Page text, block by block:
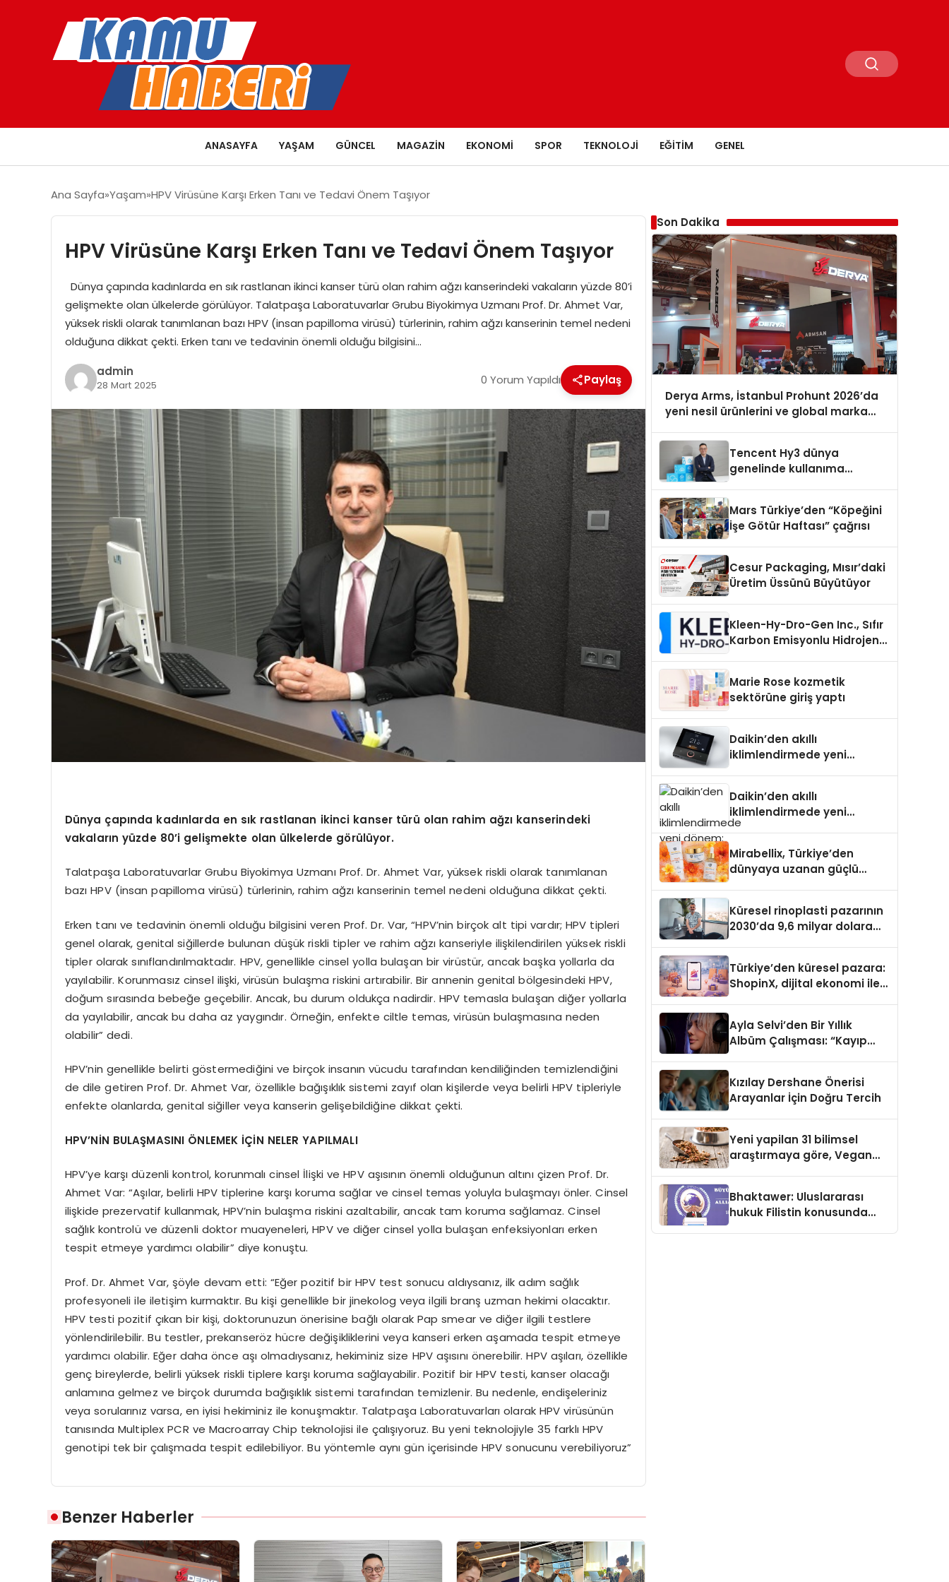
ANASAYFA YAŞAM GÜNCEL MAGAZIN EKONOMI SPOR TEKNOLOJI EĞITIM GENEL
Ana Sayfa Yaşam HPV Virüsüne Karşı Erken Tanı ve Tedavi Önem Taşıyor
HPV Virüsüne Karşı Erken Tanı ve Tedavi Önem Taşıyor
Dünya çapında kadınlarda en sık rastlanan ikinci kanser türü olan rahim ağzı kanserindeki vakaların yüzde 80’i
gelişmekte olan ülkelerde görülüyor. Talatpaşa Laboratuvarlar Grubu Biyokimya Uzmanı Prof. Dr. Ahmet Var,
yüksek riskli olarak tanımlanan bazı HPV (insan papilloma virüsü) türlerinin, rahim ağzı kanserinin temel nedeni
olduğuna dikkat çekti. Erken tanı ve tedavinin önemli olduğu bilgisini…
admin
28 Mart 2025 0 Yorum Yapıldı Paylaş
Dünya çapında kadınlarda en sık rastlanan ikinci kanser türü olan rahim ağzı kanserindeki
vakaların yüzde 80’i gelişmekte olan ülkelerde görülüyor.
Talatpaşa Laboratuvarlar Grubu Biyokimya Uzmanı Prof. Dr. Ahmet Var, yüksek riskli olarak tanımlanan
bazı HPV (insan papilloma virüsü) türlerinin, rahim ağzı kanserinin temel nedeni olduğuna dikkat çekti.
Erken tanı ve tedavinin önemli olduğu bilgisini veren Prof. Dr. Var, “HPV’nin birçok alt tipi vardır; HPV tipleri
genel olarak, genital siğillerde bulunan düşük riskli tipler ve rahim ağzı kanseriyle ilişkilendirilen yüksek riskli
tipler olarak sınıflandırılmaktadır. HPV, genellikle cinsel yolla bulaşan bir virüstür, ancak başka yollarla da
yayılabilir. Korunmasız cinsel ilişki, virüsün bulaşma riskini artırabilir. Bir annenin genital bölgesindeki HPV,
doğum sırasında bebeğe geçebilir. Ancak, bu durum oldukça nadirdir. HPV temasla bulaşan diğer yollarla
da yayılabilir, ancak bu daha az yaygındır. Örneğin, enfekte ciltle temas, virüsün bulaşmasına neden
olabilir” dedi.
HPV’nin genellikle belirti göstermediğini ve birçok insanın vücudu tarafından kendiliğinden temizlendiğini
de dile getiren Prof. Dr. Ahmet Var, özellikle bağışıklık sistemi zayıf olan kişilerde veya belirli HPV tipleriyle
enfekte olanlarda, genital siğiller veya kanserin gelişebildiğine dikkat çekti.
HPV’NİN BULAŞMASINI ÖNLEMEK İÇİN NELER YAPILMALI
HPV’ye karşı düzenli kontrol, korunmalı cinsel İlişki ve HPV aşısının önemli olduğunun altını çizen Prof. Dr.
Ahmet Var: “Aşılar, belirli HPV tiplerine karşı koruma sağlar ve cinsel temas yoluyla bulaşmayı önler. Cinsel
ilişkide prezervatif kullanmak, HPV’nin bulaşma riskini azaltabilir, ancak tam koruma sağlamaz. Cinsel
sağlık kontrolü ve düzenli doktor muayeneleri, HPV ve diğer cinsel yolla bulaşan enfeksiyonları erken
tespit etmeye yardımcı olabilir” diye konuştu.
Prof. Dr. Ahmet Var, şöyle devam etti: “Eğer pozitif bir HPV test sonucu aldıysanız, ilk adım sağlık
profesyoneli ile iletişim kurmaktır. Bu kişi genellikle bir jinekolog veya ilgili branş uzman hekimi olacaktır.
HPV testi pozitif çıkan bir kişi, doktorunuzun önerisine bağlı olarak Pap smear ve diğer ilgili testlere
yönlendirilebilir. Bu testler, prekanseröz hücre değişikliklerini veya kanseri erken aşamada tespit etmeye
yardımcı olabilir. Eğer daha önce aşı olmadıysanız, hekiminiz size HPV aşısını önerebilir. HPV aşıları, özellikle
genç bireylerde, belirli yüksek riskli tiplere karşı koruma sağlayabilir. Pozitif bir HPV testi, kanser olacağı
anlamına gelmez ve birçok durumda bağışıklık sistemi tarafından temizlenir. Bu nedenle, endişeleriniz
veya sorularınız varsa, en iyisi hekiminiz ile konuşmaktır. Talatpaşa Laboratuvarları olarak HPV virüsünün
tanısında Multiplex PCR ve Macroarray Chip teknolojisi ile çalışıyoruz. Bu yeni teknolojiyle 35 farklı HPV
genotipi tek bir çalışmada tespit edilebiliyor. Bu yöntemle aynı gün içerisinde HPV sonucunu verebiliyoruz”
Benzer Haberler
Son Dakika
Derya Arms, İstanbul Prohunt 2026’da
yeni nesil ürünlerini ve global marka
Tencent Hy3 dünya
genelinde kullanıma
Mars Türkiye’den “Köpeğini
İşe Götür Haftası” çağrısı
Cesur Packaging, Mısır’daki
Üretim Üssünü Büyütüyor
Kleen-Hy-Dro-Gen Inc., Sıfır
Karbon Emisyonlu Hidrojen
Aldı
Marie Rose kozmetik
sektörüne giriş yaptı
Daikin’den akıllı
iklimlendirmede yeni
Daikin’den akıllı
iklimlendirmede yeni
dönem: Madoka Plus
Mirabellix, Türkiye’den
dünyaya uzanan güçlü
Küresel rinoplasti pazarının
2030’da 9,6 milyar dolara
Türkiye’den küresel pazara:
ShopinX, dijital ekonomi ile
Ayla Selvi’den Bir Yıllık
Albüm Çalışması: “Kayıp
Kızılay Dershane Önerisi
Arayanlar İçin Doğru Tercih
Yeni yapilan 31 bilimsel
araştırmaya göre, Vegan
Sindirildiğini Ortaya Koydu
Bhaktawer: Uluslararası
hukuk Filistin konusunda